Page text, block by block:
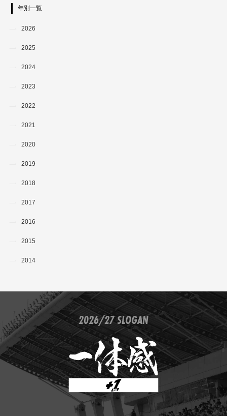
年別一覧
2026
2025
2024
2023
2022
2021
2020
2019
2018
2017
2016
2015
2014
2026/27 SLOGAN